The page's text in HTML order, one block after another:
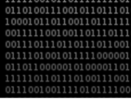
Przejdź
do
treści